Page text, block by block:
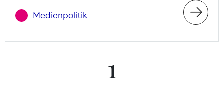
Medienpolitik
1